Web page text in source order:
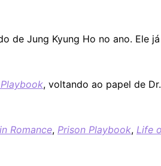
de Jung Kyung Ho no ano. Ele
, voltando ao papel de
Romance, Prison Playbook, Life